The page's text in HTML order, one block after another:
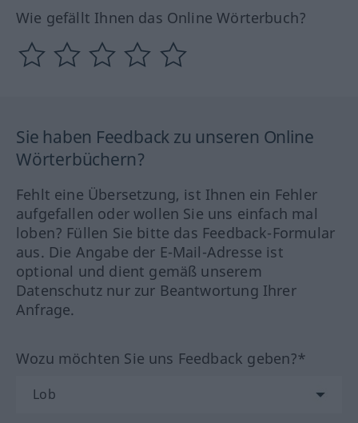
Wie gefällt Ihnen das Online Wörterbuch?
Sie haben Feedback zu unseren Online
Wörterbüchern?
Fehlt eine Übersetzung, ist Ihnen ein Fehler
aufgefallen oder wollen Sie uns einfach mal
loben? Füllen Sie bitte das Feedback-Formular
aus. Die Angabe der E-Mail-Adresse ist
optional und dient gemäß unserem
Datenschutz nur zur Beantwortung Ihrer
Anfrage.
Wozu möchten Sie uns Feedback geben?*